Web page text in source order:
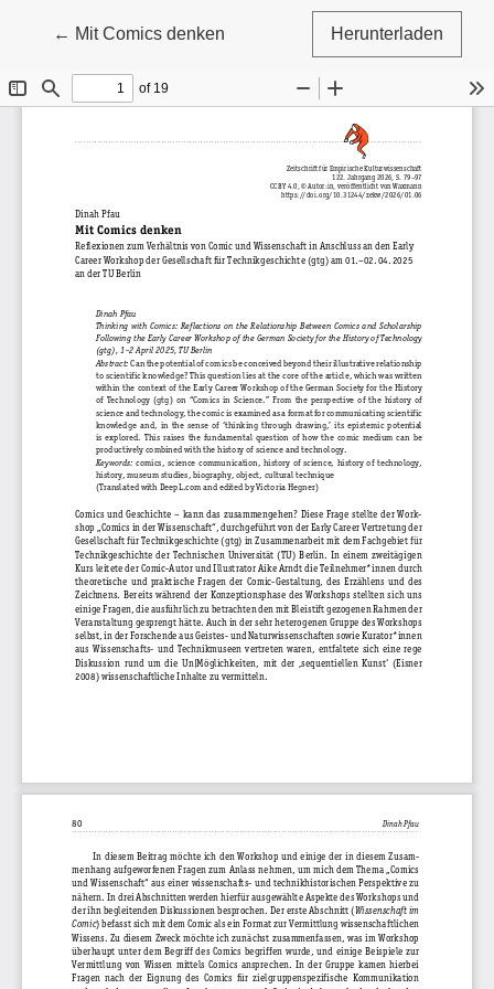
← Zu Artikeldetails zurückkehren
Mit Comics denken Herunterladen